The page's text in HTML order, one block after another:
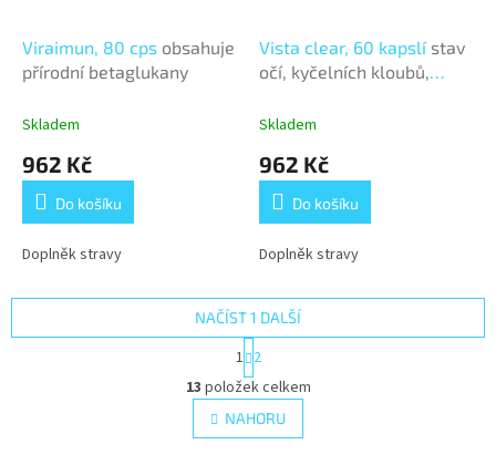
Viraimun, 80 cps obsahuje
přírodní betaglukany
Skladem
962 Kč
Do košíku
Doplněk stravy
Vista clear, 60 kapslí stav
očí, kyčelních kloubů,
slinivky
Skladem
962 Kč
Do košíku
Doplněk stravy
O
v
l
á
NAČÍST 1 DALŠÍ
t
r
á
n
k
1 2
13 položek celkem
NAHORU